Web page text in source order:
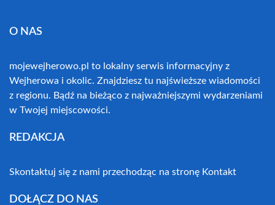
O NAS
mojewejherowo.pl to lokalny serwis informacyjny z
Wejherowa i okolic. Znajdziesz tu najświeższe wiadomości
z regionu. Bądź na bieżąco z najważniejszymi wydarzeniami
w Twojej miejscowości.
REDAKCJA
Skontaktuj się z nami przechodząc na stronę Kontakt
DOŁĄCZ DO NAS